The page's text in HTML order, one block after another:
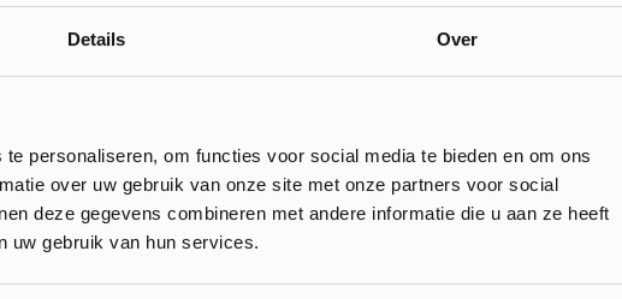
Details Over
personaliseren, om functies voor social media te bieden en om ons
over uw gebruik van onze site met onze partners voor social
deze gegevens combineren met andere informatie die u aan ze heeft
uw gebruik van hun services.